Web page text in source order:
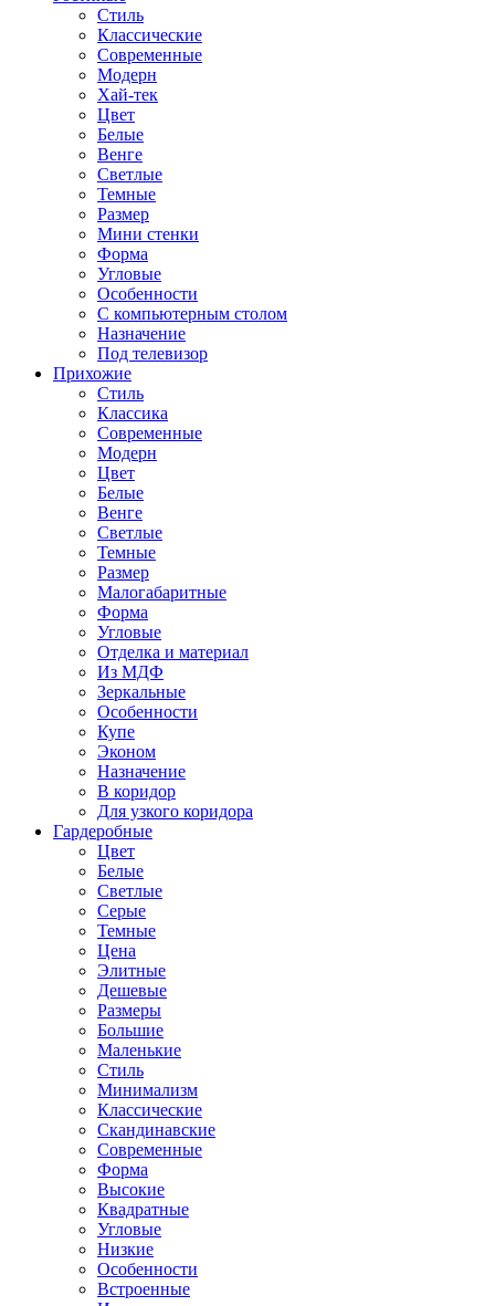
Стиль
Классические
Современные
Модерн
Хай-тек
Цвет
Белые
Венге
Светлые
Темные
Размер
Мини стенки
Форма
Угловые
Особенности
С компьютерным столом
Назначение
Под телевизор
Прихожие
Стиль
Классика
Современные
Модерн
Цвет
Белые
Венге
Светлые
Темные
Размер
Малогабаритные
Форма
Угловые
Отделка и материал
Из МДФ
Зеркальные
Особенности
Купе
Эконом
Назначение
В коридор
Для узкого коридора
Гардеробные
Цвет
Белые
Светлые
Серые
Темные
Цена
Элитные
Дешевые
Размеры
Большие
Маленькие
Стиль
Минимализм
Классические
Скандинавские
Современные
Форма
Высокие
Квадратные
Угловые
Низкие
Особенности
Встроенные